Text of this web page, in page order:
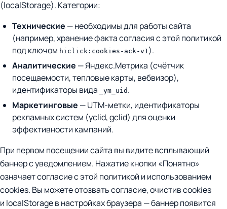
(localStorage). Категории:
Технические — необходимы для работы сайта
(например, хранение факта согласия с этой политикой
под ключом hiclick:cookies-ack-v1).
Аналитические — Яндекс.Метрика (счётчик
посещаемости, тепловые карты, вебвизор),
идентификаторы вида
_ym_uid .
Маркетинговые — UTM-метки, идентификаторы
рекламных систем (yclid, gclid) для оценки
эффективности кампаний.
При первом посещении сайта вы видите всплывающий
баннер с уведомлением. Нажатие кнопки «Понятно»
означает согласие с этой политикой и использованием
cookies. Вы можете отозвать согласие, очистив cookies
и localStorage в настройках браузера — баннер появится